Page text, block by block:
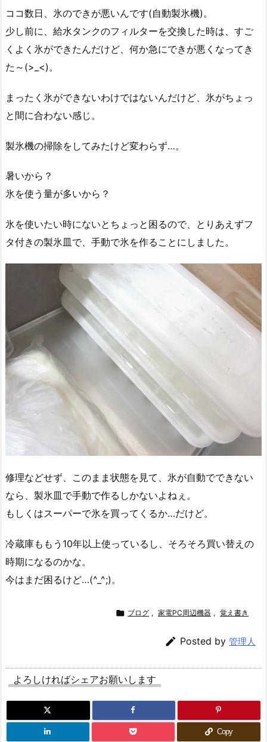
ココ数日、氷のできが悪いんです(自動製氷機)。
少し前に、給水タンクのフィルターを交換した時は、すご
くよく氷ができたんだけど、何か急にできが悪くなってき
た～(>_<)。
まったく氷ができないわけではないんだけど、氷がちょっ
と間に合わない感じ。
製氷機の掃除をしてみたけど変わらず…。
暑いから？
氷を使う量が多いから？
氷を使いたい時にないとちょっと困るので、とりあえずフ
タ付きの製氷皿で、手動で氷を作ることにしました。
修理などせず、このまま状態を見て、氷が自動でできない
なら、製氷皿で手動で作るしかないよねぇ。
もしくはスーパーで氷を買ってくるか…だけど。
冷蔵庫ももう10年以上使っているし、そろそろ買い替えの
時期になるのかな。
今はまだ困るけど…(^_^;)。
 ブログ , 家電PC周辺機器 , 覚え書き
 Posted by 管理人
よろしければシェアお願いします
Copy